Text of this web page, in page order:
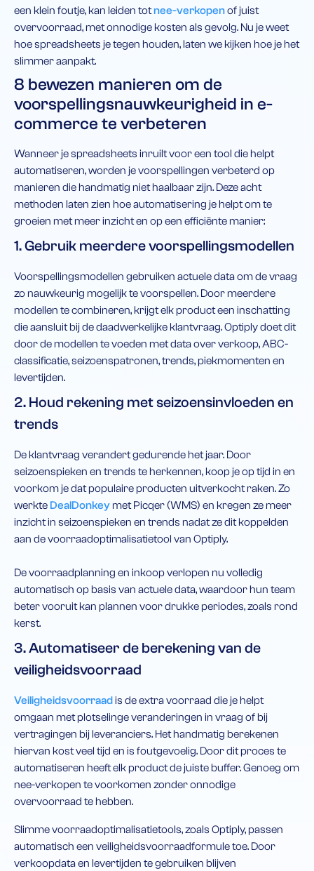
een klein foutje, kan leiden totnee-verkopenof juist
overvoorraad, met onnodige kosten als gevolg. Nu je weet
hoe spreadsheets je tegen houden, laten we kijken hoe je het
slimmer aanpakt.
8 bewezen manieren om de
voorspellingsnauwkeurigheid in e-
commerce te verbeteren
Wanneer je spreadsheets inruilt voor een tool die helpt
automatiseren, worden je voorspellingen verbeterd op
manieren die handmatig niet haalbaar zijn. Deze acht
methoden laten zien hoe automatisering je helpt om te
groeien met meer inzicht en op een efficiënte manier:
1. Gebruik meerdere voorspellingsmodellen
Voorspellingsmodellen gebruiken actuele data om de vraag
zo nauwkeurig mogelijk te voorspellen. Door meerdere
modellen te combineren, krijgt elk product een inschatting
die aansluit bij de daadwerkelijke klantvraag. Optiply doet dit
door de modellen te voeden met data over verkoop, ABC-
classificatie, seizoenspatronen, trends, piekmomenten en
levertijden.
2. Houd rekening met seizoensinvloeden en
trends
De klantvraag verandert gedurende het jaar. Door
seizoenspieken en trends te herkennen, koop je op tijd in en
voorkom je dat populaire producten uitverkocht raken. Zo
werkte DealDonkeymet Picqer (WMS) en kregen ze meer
inzicht in seizoenspieken en trends nadat ze dit koppelden
aan de voorraadoptimalisatietool van Optiply.
De voorraadplanning en inkoop verlopen nu volledig
automatisch op basis van actuele data, waardoor hun team
beter vooruit kan plannen voor drukke periodes, zoals rond
kerst.
3. Automatiseer de berekening van de
veiligheidsvoorraad
Veiligheidsvoorraadis de extra voorraad die je helpt
omgaan met plotselinge veranderingen in vraag of bij
vertragingen bij leveranciers. Het handmatig berekenen
hiervan kost veel tijd en is foutgevoelig. Door dit proces te
automatiseren heeft elk product de juiste buffer. Genoeg om
nee-verkopen te voorkomen zonder onnodige
overvoorraad te hebben.
Slimme voorraadoptimalisatietools, zoals Optiply, passen
automatisch een veiligheidsvoorraadformule toe. Door
verkoopdata en levertijden te gebruiken blijven